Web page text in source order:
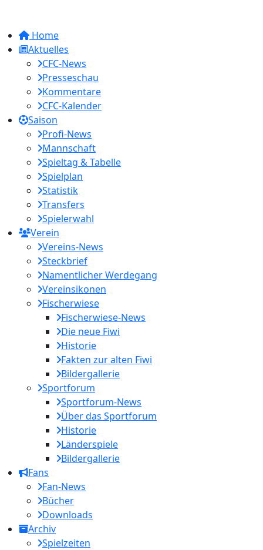
Home
Aktuelles
CFC-News
Presseschau
Kommentare
CFC-Kalender
Saison
Profi-News
Mannschaft
Spieltag & Tabelle
Spielplan
Statistik
Transfers
Spielerwahl
Verein
Vereins-News
Steckbrief
Namentlicher Werdegang
Vereinsikonen
Fischerwiese
Fischerwiese-News
Die neue Fiwi
Historie
Fakten zur alten Fiwi
Bildergallerie
Sportforum
Sportforum-News
Über das Sportforum
Historie
Länderspiele
Bildergallerie
Fans
Fan-News
Bücher
Downloads
Archiv
Spielzeiten